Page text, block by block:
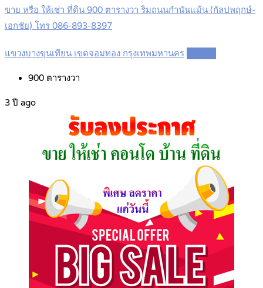
ขาย หรือ ให้เช่า ที่ดิน 900 ตารางวา ริมถนนกำนันแม้น (กัลปพฤกษ์-
เอกชัย) โทร 086-893-8397
แขวงบางขุนเทียน เขตจอมทอง กรุงเทพมหานคร
900 ตารางวา
3 ปี ago